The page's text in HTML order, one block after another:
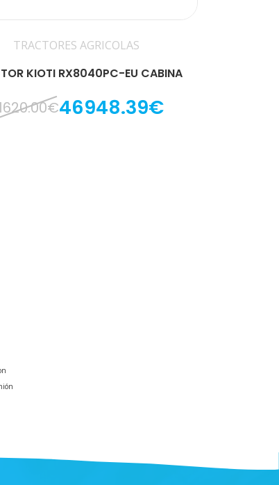
TRACTORES AGRICOLAS
KIOTI RX8040PC-EU CABINA
46948.39€